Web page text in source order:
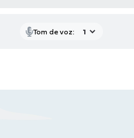
Tom de voz: